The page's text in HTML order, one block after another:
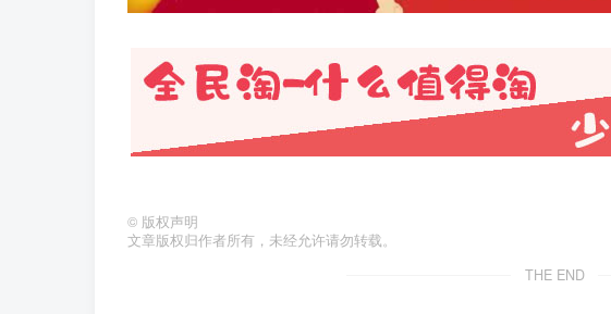
© 版权声明
文章版权归作者所有，未经允许请勿转载。
THE END